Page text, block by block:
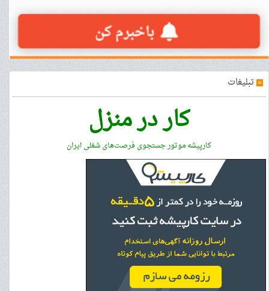
» تبلیغات
کار در منزل
کارپیشه موتور جستجوی فرصت‌های شغلی ایران